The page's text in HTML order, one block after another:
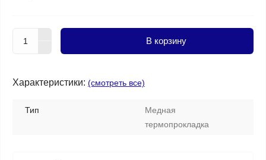
В корзину
Характеристики: (смотреть все)
Тип
Медная
термопрокладка